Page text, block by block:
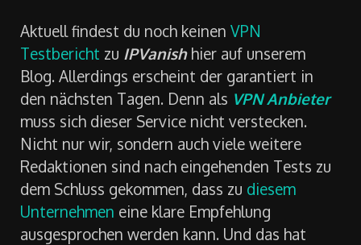
Aktuell findest du noch keinen VPN
Testbericht zu IPVanishhier auf unserem
Blog. Allerdings erscheint der garantiert in
den nächsten Tagen. Denn als VPN Anbieter
muss sich dieser Service nicht verstecken.
Nicht nur wir, sondern auch viele weitere
Redaktionen sind nach eingehenden Tests zu
dem Schluss gekommen, dass zu diesem
Unternehmen eine klare Empfehlung
ausgesprochen werden kann. Und das hat